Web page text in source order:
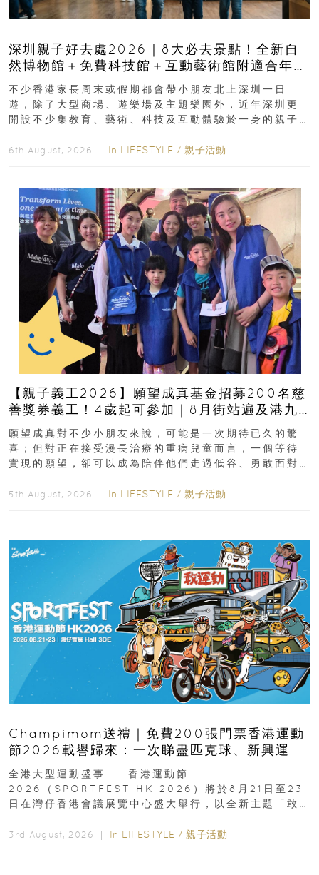
深圳親子好去處2026｜8大必去景點！全新自
然博物館＋免費科技館＋互動藝術館附適合年
齡、交通、門票、開放時間
不少香港家長周末或假期都會帶小朋友北上深圳一日
遊，除了大型商場、遊樂場及主題樂園外，近年深圳更
開設不少集教育、藝術、科技及互動體驗於一身的親子
6th August, 2026 ｜ In LIFESTYLE / 親子活動
【親子義工2026】願望成真基金招募200名慈
善獎券義工！4歲起可參加｜8月街站遍及港九
新界
願望成真對不少小朋友來說，可能是一次期待已久的驚
喜；但對正在接受漫長治療的重病兒童而言，一個等待
實現的願望，卻可以成為陪伴他們走過低谷、勇敢面對
5th August, 2026 ｜ In LIFESTYLE / 親子活動
Champimom送禮｜免費200張門票香港運動
節2026載譽歸來：一次睇盡匹克球、新興運
動、街舞比賽＋逾百運動品牌展覽
全港大型運動盛事——香港運動節
2026（SPORTFEST HK 2026）將於8月21日至23
日在灣仔香港會議展覽中心盛大舉行，以全新主題「敢
3rd August, 2026 ｜ In LIFESTYLE / 親子活動